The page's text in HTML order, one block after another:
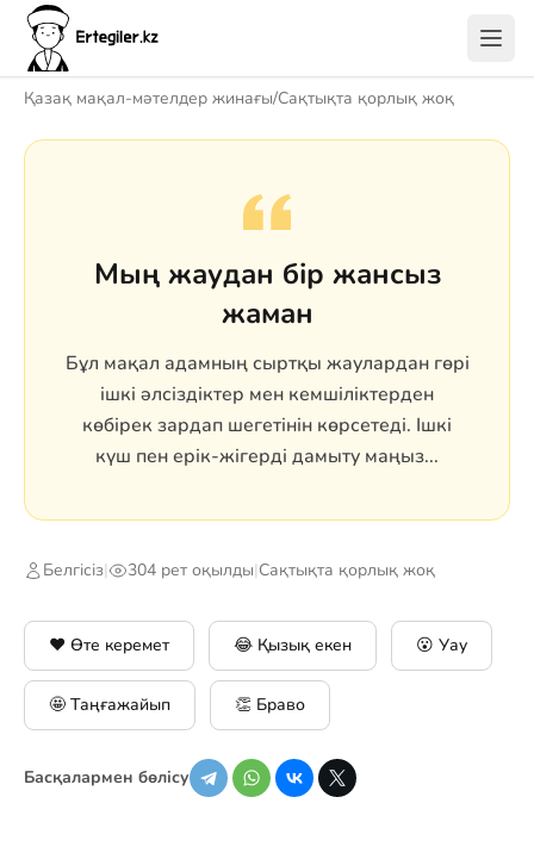
Қазақ мақал-мәтелдер жинағы/Сақтықта қорлық жоқ
Мың жаудан бір жансыз
жаман
Бұл мақал адамның сыртқы жаулардан гөрі
ішкі әлсіздіктер мен кемшіліктерден
көбірек зардап шегетінін көрсетеді. Ішкі
күш пен ерік-жігерді дамыту маңыз...
Белгісіз| 304 рет оқылды|Сақтықта қорлық жоқ
❤️ Өте керемет 😂 Қызық екен 😮 Уау
🤩 Таңғажайып 👏 Браво
Басқалармен бөлісу